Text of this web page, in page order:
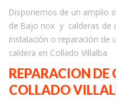
Disponemos de un amplio
de Bajo nox y calderas de
instalación o reparación de
caldera en Collado Villalba
REPARACION DE
COLLADO